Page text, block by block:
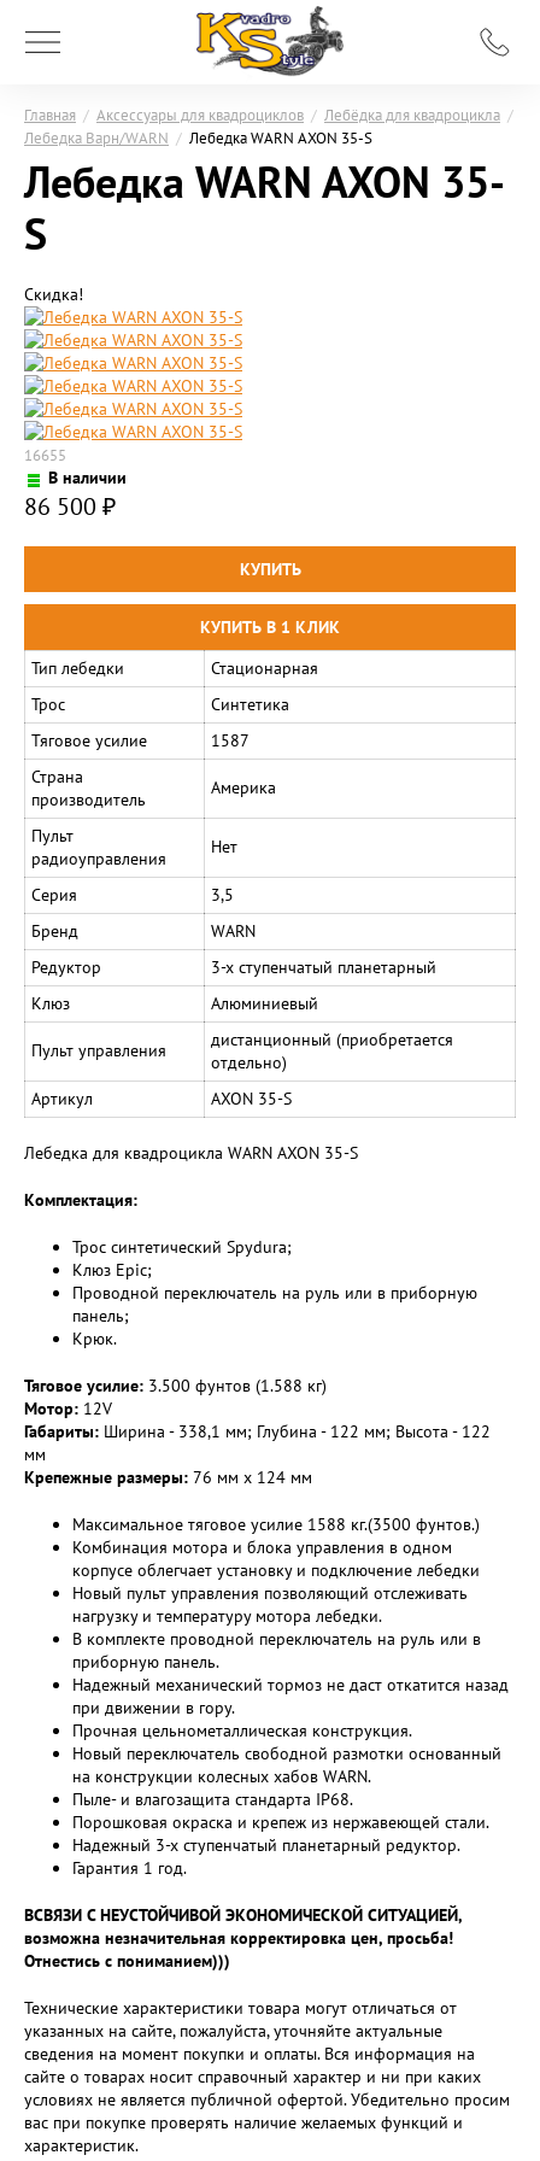
Главная / Аксессуары для квадроциклов / Лебёдка для квадроцикла /
Лебедка Варн/WARN / Лебедка WARN AXON 35-S
Лебедка WARN AXON 35-
S
Скидка!
16655
В наличии
86 500 ₽
Тип лебедки
Стационарная
Трос
Синтетика
Тяговое усилие
1587
Страна
производитель
Америка
Пульт
радиоуправления
Нет
Серия
3,5
Бренд
WARN
Редуктор
3-х ступенчатый планетарный
Клюз
Алюминиевый
Пульт управления
дистанционный (приобретается
отдельно)
Артикул
AXON 35-S
Лебедка для квадроцикла WARN AXON 35-S
Комплектация:
Трос синтетический Spydura;
Клюз Epic;
Проводной переключатель на руль или в приборную
панель;
Крюк.
Тяговое усилие: 3.500 фунтов (1.588 кг)
Мотор: 12V
Габариты: Ширина - 338,1 мм; Глубина - 122 мм; Высота - 122
мм
Крепежные размеры: 76 мм х 124 мм
Максимальное тяговое усилие 1588 кг.(3500 фунтов.)
Комбинация мотора и блока управления в одном
корпусе облегчает установку и подключение лебедки
Новый пульт управления позволяющий отслеживать
нагрузку и температуру мотора лебедки.
В комплекте проводной переключатель на руль или в
приборную панель.
Надежный механический тормоз не даст откатится назад
при движении в гору.
Прочная цельнометаллическая конструкция.
Новый переключатель свободной размотки основанный
на конструкции колесных хабов WARN.
Пыле- и влагозащита стандарта IP68.
Порошковая окраска и крепеж из нержавеющей стали.
Надежный 3-х ступенчатый планетарный редуктор.
Гарантия 1 год.
ВСВЯЗИ С НЕУСТОЙЧИВОЙ ЭКОНОМИЧЕСКОЙ СИТУАЦИЕЙ,
возможна незначительная корректировка цен, просьба!
Отнестись с пониманием)))
Технические характеристики товара могут отличаться от
указанных на сайте, пожалуйста, уточняйте актуальные
сведения на момент покупки и оплаты. Вся информация на
сайте о товарах носит справочный характер и ни при каких
условиях не является публичной офертой. Убедительно просим
вас при покупке проверять наличие желаемых функций и
характеристик.